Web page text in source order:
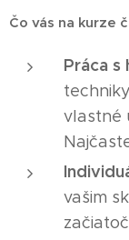
Čo vás na kurze
Práca s
vlastné
vašim